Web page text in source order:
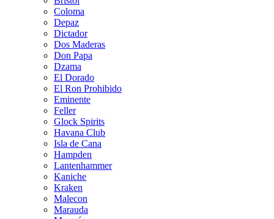
Coloma
Depaz
Dictador
Dos Maderas
Don Papa
Dzama
El Dorado
El Ron Prohibido
Eminente
Feller
Glock Spirits
Havana Club
Isla de Cana
Hampden
Lantenhammer
Kaniche
Kraken
Malecon
Marauda